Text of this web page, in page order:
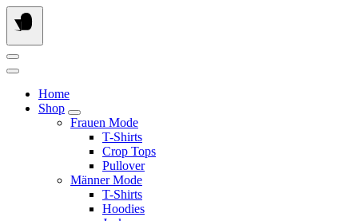
Springe
zum
Inhalt
Home
Shop
Frauen Mode
T-Shirts
Crop Tops
Pullover
Männer Mode
T-Shirts
Hoodies